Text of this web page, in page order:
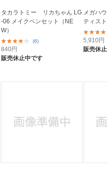
タカラトミー リカちゃん LG
-06 メイクペンセット（NE
W）
(6)
840円
販売休止中です
メガハ
ティス
5,910円
販売休